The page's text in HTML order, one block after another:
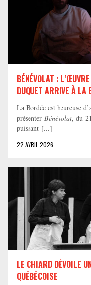
BÉNÉVOLAT :
DUQUET ARRIVE À LA
La Bordée est heureuse
présenter Bénévolat, du
puissant [...]
22 AVRIL 2026
LE CHIARD DÉVOILE
QUÉBÉCOISE